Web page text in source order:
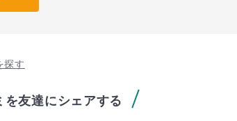
探す
友達にシェアする